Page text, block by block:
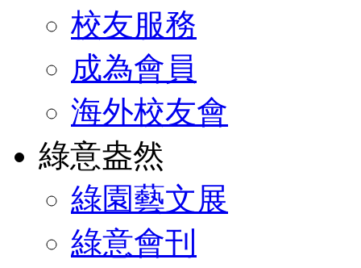
校友服務
成為會員
海外校友會
綠意盎然
綠園藝文展
綠意會刊